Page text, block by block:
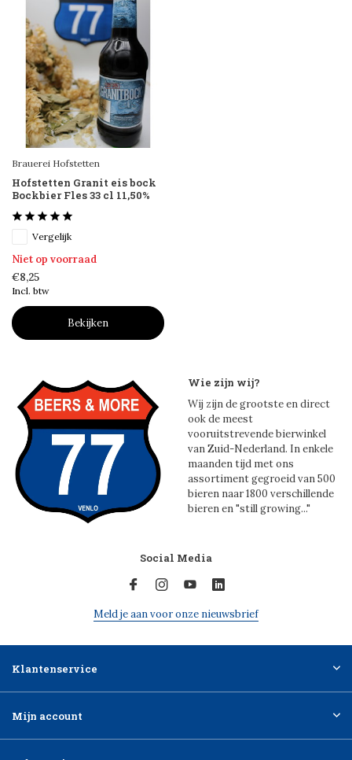
Brauerei Hofstetten
Hofstetten Granit eis bock
Bockbier Fles 33 cl 11,50%
Vergelijk
Niet op voorraad
€8,25
Incl. btw
Bekijken
Wie zijn wij?
Wij zijn de grootste en direct
ook de meest
vooruitstrevende bierwinkel
van Zuid-Nederland. In enkele
maanden tijd met ons
assortiment gegroeid van 500
bieren naar 1800 verschillende
bieren en "still growing..."
Social Media
Meld je aan voor onze nieuwsbrief
Klantenservice
Mijn account